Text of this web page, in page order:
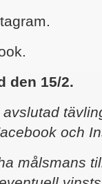
den 15/2.
och
målsmans